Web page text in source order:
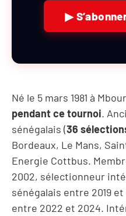
▶
Né le 5 mars 1981 à
pendant ce tournoi.
sénégalais (36
Bordeaux, Le Mans,
Energie Cottbus.
2002, sélectionneur
sénégalais entre 2019
entre 2022 et 2024.